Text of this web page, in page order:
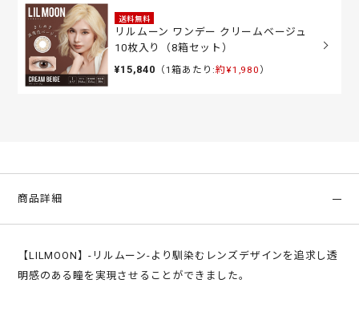
送料無料
リルムーン ワンデー クリームベージュ
10枚入り（8箱セット）
¥15,840 （1箱あたり:約¥1,980 ）
商品詳細
【LILMOON】-リルムーン-より馴染むレンズデザインを追求し透
明感のある瞳を実現させることができました。